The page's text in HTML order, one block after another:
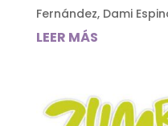
Fernández, Dami
LEER MÁS